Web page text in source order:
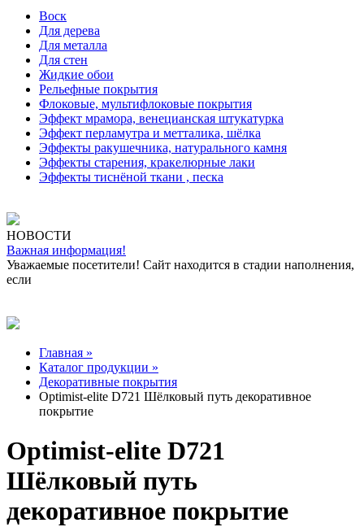
Воск
Для дерева
Для металла
Для стен
Жидкие обои
Рельефные покрытия
Флоковые, мультифлоковые покрытия
Эффект мрамора, венецианская штукатурка
Эффект перламутра и метталика, шёлка
Эффекты ракушечника, натурального камня
Эффекты старения, кракелюрные лаки
Эффекты тиснёной ткани , песка
НОВОСТИ
Важная информация!
Уважаемые посетители! Сайт находится в стадии наполнения,
если
Главная »
Каталог продукции »
Декоративные покрытия
Optimist-elite D721 Шёлковый путь декоративное
покрытие
Optimist-elite D721
Шёлковый путь
декоративное покрытие